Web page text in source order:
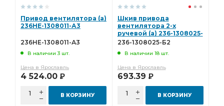
Привод вентилятора (а)
236НЕ-1308011-А3
236НЕ-1308011-А3
В наличии 3 шт.
Цена в Ярославль
4 524.00 Р
В КОРЗИНУ
Шкив привода
вентилятора 2-х
ручевой (а) 236-1308025-
Б2
236-1308025-Б2
В наличии 18 шт.
Цена в Ярославль
693.39 Р
В КОРЗИНУ